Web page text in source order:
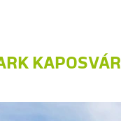
KAPOSVÁR